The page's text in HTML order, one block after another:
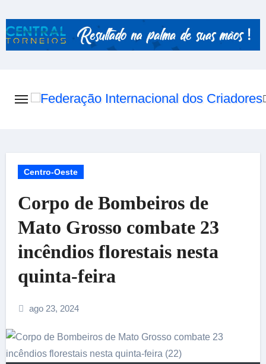
content
Centro-Oeste
Corpo de Bombeiros de
Mato Grosso combate 23
incêndios florestais nesta
quinta-feira
ago 23, 2024